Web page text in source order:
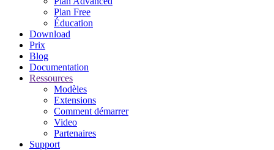
Plan Free
Éducation
Download
Prix
Blog
Documentation
Ressources
Modèles
Extensions
Comment démarrer
Video
Partenaires
Support